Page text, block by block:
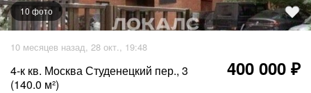
10 фото
10 месяцев назад, 28 окт., 19:48
4-к кв. Москва Студенецкий пер., 3
(140.0 м²)
400 000 ₽